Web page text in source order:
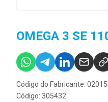
OMEGA 3 SE
Código do Fabricante:
Código: 305432